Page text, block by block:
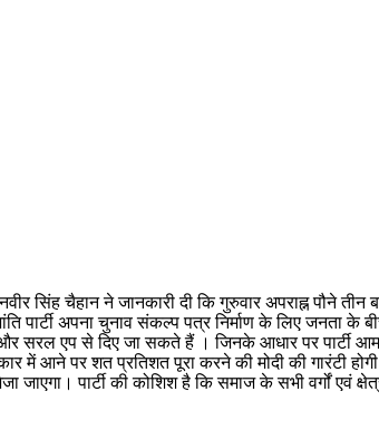
सिंह चैहान ने जानकारी दी कि गुरुवार अपराह्न पौने
पार्टी अपना चुनाव संकल्प पत्र निर्माण के लिए जनता के
सरल एप से दिए जा सकते हैं । जिनके आधार पर पार्टी
में आने पर शत प्रतिशत पूरा करने की मोदी की गारंटी
पार्टी की कोशिश है कि समाज के सभी वर्गों एवं